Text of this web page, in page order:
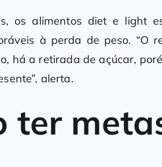
os alimentos diet e light
à perda de peso. “O
há a retirada de açúcar,
alerta.
ter